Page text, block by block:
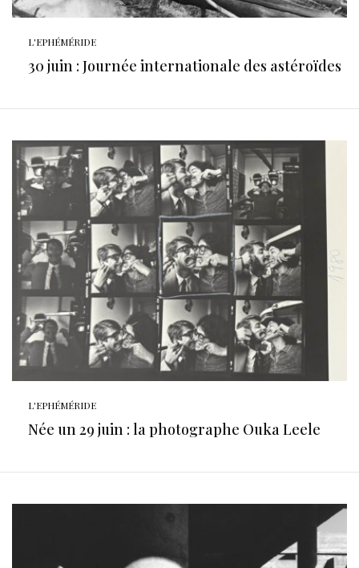
L'EPHÉMÉRIDE
30 juin : Journée internationale des astéroïdes
L'EPHÉMÉRIDE
Née un 29 juin : la photographe Ouka Leele